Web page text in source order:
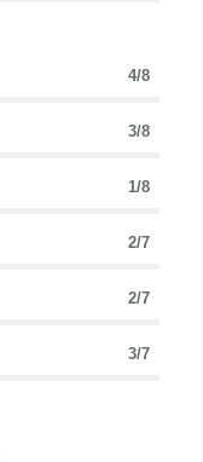
4/8
3/8
1/8
2/7
2/7
3/7